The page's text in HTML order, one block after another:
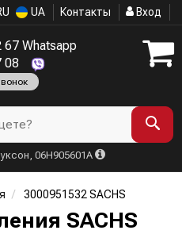
UA Контакты Вход
67 Whatsapp
08
06H905601A
3000951532 SACHS
SACHS